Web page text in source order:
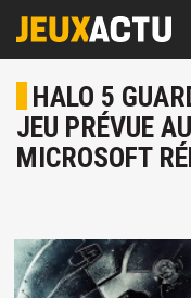
HALO 5
JEU PRÉVUE
MICROSOFT